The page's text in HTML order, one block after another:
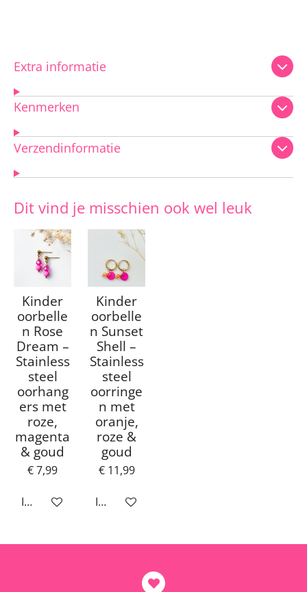
Extra informatie
Kenmerken
Verzendinformatie
Dit vind je misschien ook wel leuk
Kinder
oorbelle
n Rose
Dream –
Stainless
steel
oorhang
ers met
roze,
magenta
& goud
€ 7,99
In winkelwagen
Kinder
oorbelle
n Sunset
Shell –
Stainless
steel
oorringe
n met
oranje,
roze &
goud
€ 11,99
In winkelwagen